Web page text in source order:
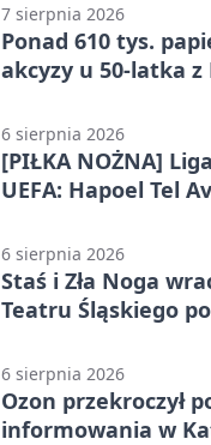
7 sierpnia 2026
Ponad 610 tys.
akcyzy u 50-latka z
6 sierpnia 2026
[PIŁKA NOŻNA]
UEFA: Hapoel Tel
rundy
6 sierpnia 2026
Staś i Zła Noga
Teatru Śląskiego
6 sierpnia 2026
Ozon przekroczył
informowania w